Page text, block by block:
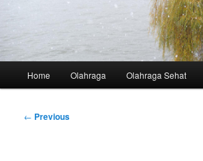
Home Olahraga Olahraga Sehat
Post
← Previous